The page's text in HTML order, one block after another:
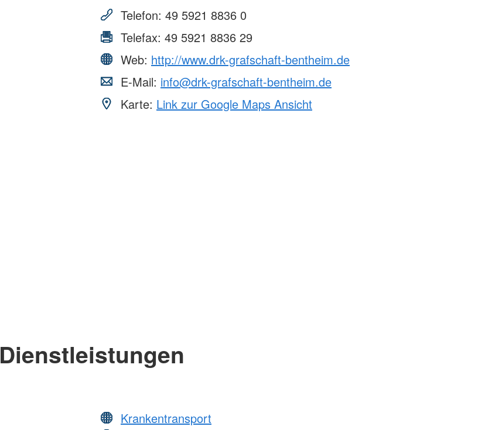
Spenden
Telefon: 49 5921 8836 0
Telefax: 49 5921 8836 29
Web: http://www.drk-grafschaft-bentheim.de
E-Mail: info@drk-grafschaft-bentheim.de
Karte: Link zur Google Maps Ansicht
Dienstleistungen
Krankentransport